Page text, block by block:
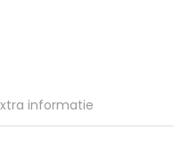
informatie